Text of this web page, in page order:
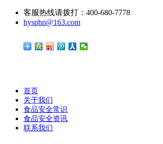
客服热线请拨打：400-680-7778
hysphn@163.com
首页
关于我们
食品安全常识
食品安全资讯
联系我们